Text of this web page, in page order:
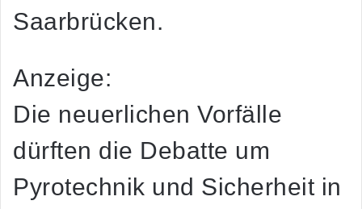
Saarbrücken.
Anzeige:
Die neuerlichen Vorfälle
dürften die Debatte um
Pyrotechnik und Sicherheit in